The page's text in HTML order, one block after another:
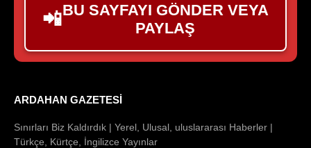
📲BU SAYFAYI GÖNDER VEYA
PAYLAŞ
ARDAHAN GAZETESI
Sınırları Biz Kaldırdık | Yerel, Ulusal, uluslararası Haberler |
Türkçe, Kürtçe, İngilizce Yayınlar